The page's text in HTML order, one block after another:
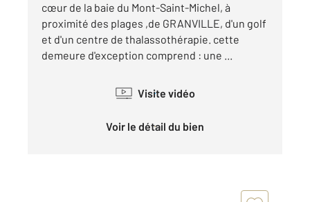
cœur de la baie du Mont-Saint-Michel, à
proximité des plages ,de GRANVILLE, d'un golf
et d'un centre de thalassothérapie. cette
demeure d'exception comprend : une ...
Visite vidéo
Voir le détail du bien